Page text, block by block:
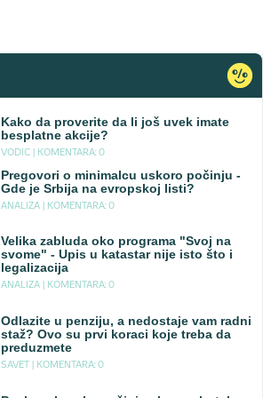
Kako da proverite da li još uvek imate
besplatne akcije?
VODIC | KOMENTARA: 0
Pregovori o minimalcu uskoro počinju -
Gde je Srbija na evropskoj listi?
ANALIZA | KOMENTARA: 0
Velika zabluda oko programa "Svoj na
svome" - Upis u katastar nije isto što i
legalizacija
ANALIZA | KOMENTARA: 0
Odlazite u penziju, a nedostaje vam radni
staž? Ovo su prvi koraci koje treba da
preduzmete
SAVET | KOMENTARA: 0